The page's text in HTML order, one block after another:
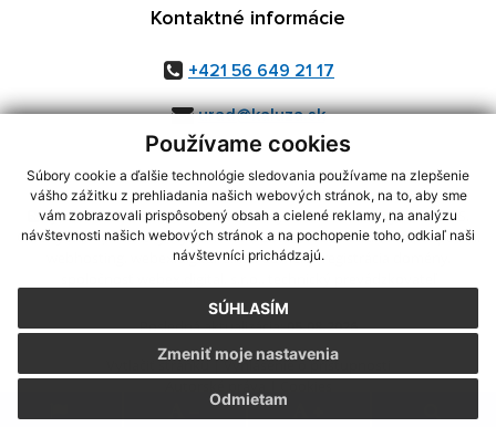
Používame cookies
Súbory cookie a ďalšie technológie sledovania používame na zlepšenie
vášho zážitku z prehliadania našich webových stránok, na to, aby sme
vám zobrazovali prispôsobený obsah a cielené reklamy, na analýzu
návštevnosti našich webových stránok a na pochopenie toho, odkiaľ naši
návštevníci prichádzajú.
SÚHLASÍM
Odmietam
Zmeniť moje nastavenia
Kontaktné informácie
+421 56 649 21 17
urad@kaluza.sk
využite možnosť získavania aktuálnych informácií s využitím RSS
CMS systém (redakčný) systém ECHELON 2,Mapa stránok,web portál
webex.digital, s.r.o.,domény,registrácia domény
Posledná aktualizácia:05.08.2026
Vytlačiť stránku|Vyhlásenie o prístupnosti